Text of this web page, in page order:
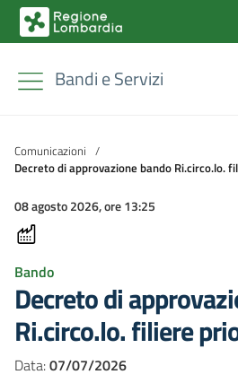
Bandi e Servizi
Comunicazioni /
Decreto di approvazione bando Ri.circo.lo.
08 agosto 2026, ore 13:25
Bando
Decreto di
Ri.circo.lo. filiere
Data:07/07/2026